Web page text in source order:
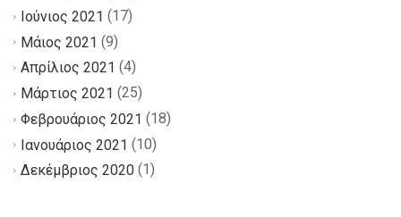
Ιούνιος 2021 (17)
Μάιος 2021 (9)
Απρίλιος 2021 (4)
Μάρτιος 2021 (25)
Φεβρουάριος 2021 (18)
Ιανουάριος 2021 (10)
Δεκέμβριος 2020 (1)